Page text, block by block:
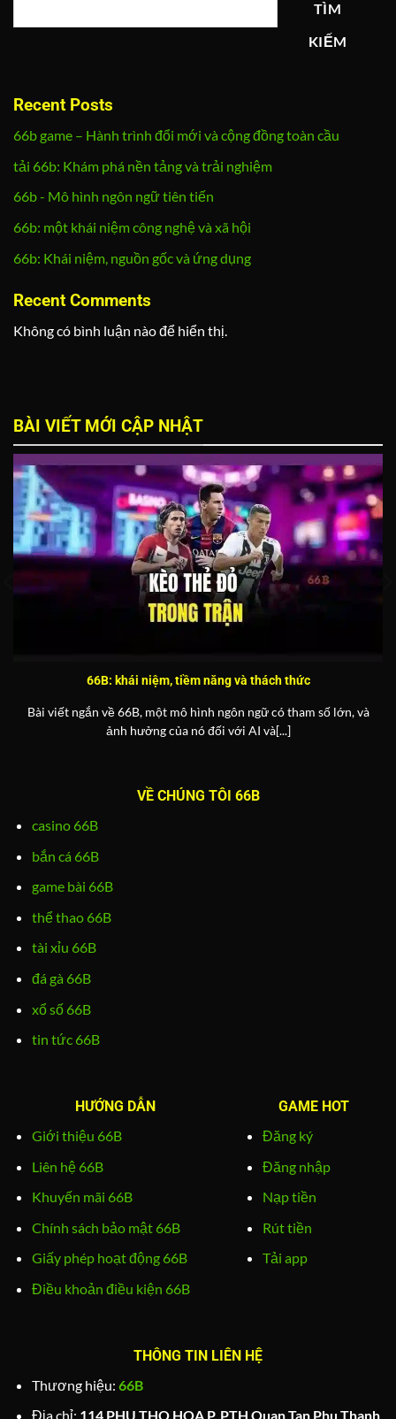
TÌM
KIẾM
Recent Posts
66b game – Hành trình đổi mới và cộng đồng toàn cầu
tải 66b: Khám phá nền tảng và trải nghiệm
66b - Mô hình ngôn ngữ tiên tiến
66b: một khái niệm công nghệ và xã hội
66b: Khái niệm, nguồn gốc và ứng dụng
Recent Comments
Không có bình luận nào để hiển thị.
BÀI VIẾT MỚI CẬP NHẬT
66B: khái niệm, tiềm năng và thách thức
Bài viết ngắn về 66B, một mô hình ngôn ngữ có tham số lớn, và
ảnh hưởng của nó đối với AI và[...]
VỀ CHÚNG TÔI 66B
casino 66B
bắn cá 66B
game bài 66B
thể thao 66B
tài xỉu 66B
đá gà 66B
xổ số 66B
tin tức 66B
HƯỚNG DẪN
Giới thiệu 66B
Liên hệ 66B
Khuyến mãi 66B
Chính sách bảo mật 66B
Giấy phép hoạt động 66B
Điều khoản điều kiện 66B
GAME HOT
Đăng ký
Đăng nhập
Nạp tiền
Rút tiền
Tải app
THÔNG TIN LIÊN HỆ
Thương hiệu: 66B
Địa chỉ: 114 PHU THO HOA P. PTH Quan Tan Phu Thanh